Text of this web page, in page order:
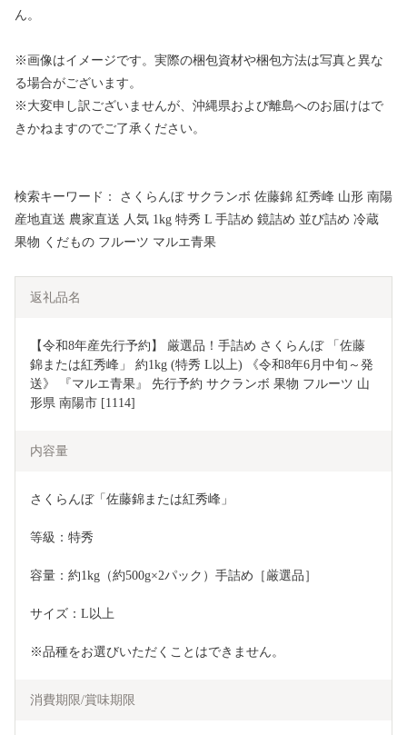
ん。
※画像はイメージです。実際の梱包資材や梱包方法は写真と異な
る場合がございます。
※大変申し訳ございませんが、沖縄県および離島へのお届けはで
きかねますのでご了承ください。
検索キーワード： さくらんぼ サクランボ 佐藤錦 紅秀峰 山形 南陽
産地直送 農家直送 人気 1kg 特秀 L 手詰め 鏡詰め 並び詰め 冷蔵
果物 くだもの フルーツ マルエ青果
返礼品名
【令和8年産先行予約】 厳選品！手詰め さくらんぼ 「佐藤
錦または紅秀峰」 約1kg (特秀 L以上) 《令和8年6月中旬～発
送》 『マルエ青果』 先行予約 サクランボ 果物 フルーツ 山
形県 南陽市 [1114]
内容量
さくらんぼ「佐藤錦または紅秀峰」
等級：特秀
容量：約1kg（約500g×2パック）手詰め［厳選品］
サイズ：L以上
※品種をお選びいただくことはできません。
消費期限/賞味期限